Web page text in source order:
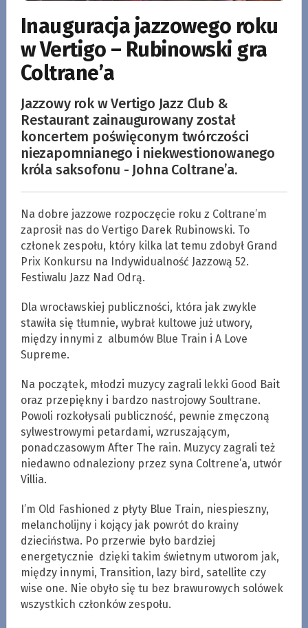
Inauguracja jazzowego roku
w Vertigo – Rubinowski gra
Coltrane’a
Jazzowy rok w Vertigo Jazz Club &
Restaurant zainaugurowany został
koncertem poświęconym twórczości
niezapomnianego i niekwestionowanego
króla saksofonu - Johna Coltrane’a.
Na dobre jazzowe rozpoczęcie roku z Coltrane’m
zaprosił nas do Vertigo Darek Rubinowski. To
członek zespołu, który kilka lat temu zdobył Grand
Prix Konkursu na Indywidualność Jazzową 52.
Festiwalu Jazz Nad Odrą.
Dla wrocławskiej publiczności, która jak zwykle
stawiła się tłumnie, wybrał kultowe już utwory,
między innymi z albumów Blue Train i A Love
Supreme.
Na początek, młodzi muzycy zagrali lekki Good Bait
oraz przepiękny i bardzo nastrojowy Soultrane.
Powoli rozkołysali publiczność, pewnie zmęczoną
sylwestrowymi petardami, wzruszającym,
ponadczasowym After The rain. Muzycy zagrali też
niedawno odnaleziony przez syna Coltrene’a, utwór
Villia.
I’m Old Fashioned z płyty Blue Train, niespieszny,
melancholijny i kojący jak powrót do krainy
dzieciństwa. Po przerwie było bardziej
energetycznie dzięki takim świetnym utworom jak,
między innymi, Transition, lazy bird, satellite czy
wise one. Nie obyło się tu bez brawurowych solówek
wszystkich członków zespołu.